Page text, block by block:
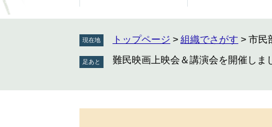
す
し
現在地 トップページ > 組織でさがす > 市民
難民映画上映会＆講演会を開催しま